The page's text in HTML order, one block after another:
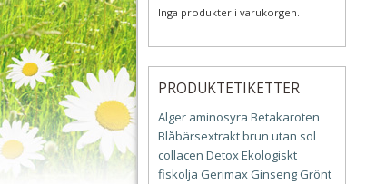
Inga produkter i varukorgen.
PRODUKTETIKETTER
Alger aminosyra Betakaroten
Blåbärsextraktbrun utan sol
collacen DetoxEkologiskt
fiskolja Gerimax Ginseng Grönt